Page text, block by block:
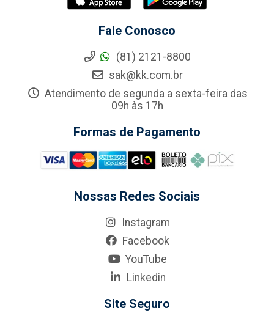
Fale Conosco
(81) 2121-8800
sak@kk.com.br
Atendimento de segunda a sexta-feira das
09h às 17h
Formas de Pagamento
Nossas Redes Sociais
Instagram
Facebook
YouTube
Linkedin
Site Seguro